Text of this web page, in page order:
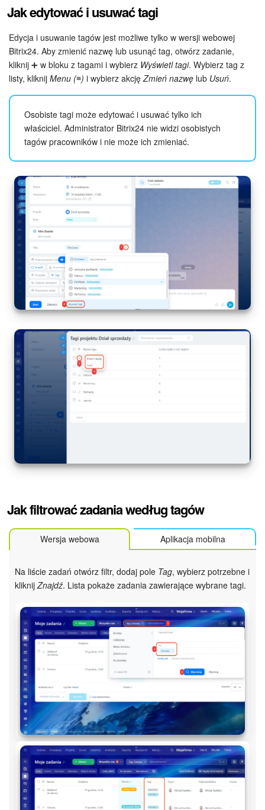
Jak edytować i usuwać tagi
Edycja i usuwanie tagów jest możliwe tylko w wersji webowej
Bitrix24. Aby zmienić nazwę lub usunąć tag, otwórz zadanie,
kliknij ➕ w bloku z tagami i wybierz Wyświetl tagi. Wybierz tag z
listy, kliknij Menu (≡) i wybierz akcję Zmień nazwę lub Usuń.
Osobiste tagi może edytować i usuwać tylko ich
właściciel. Administrator Bitrix24 nie widzi osobistych
tagów pracowników i nie może ich zmieniać.
Jak filtrować zadania według tagów
Wersja webowa Aplikacja mobilna
Na liście zadań otwórz filtr, dodaj pole Tag, wybierz potrzebne i
kliknijZnajdź. Lista pokaże zadania zawierające wybrane tagi.